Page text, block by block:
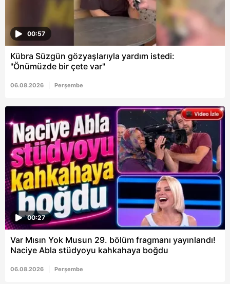
00:57
Kübra Süzgün gözyaşlarıyla yardım istedi:
"Önümüzde bir çete var"
06.08.2026 Perşembe
00:27
Var Mısın Yok Musun 29. bölüm fragmanı yayınlandı!
Naciye Abla stüdyoyu kahkahaya boğdu
06.08.2026 Perşembe